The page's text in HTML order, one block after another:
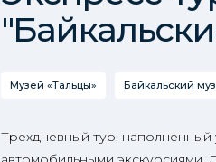
Музей «Тальцы» Байкальский
Трехдневный тур,